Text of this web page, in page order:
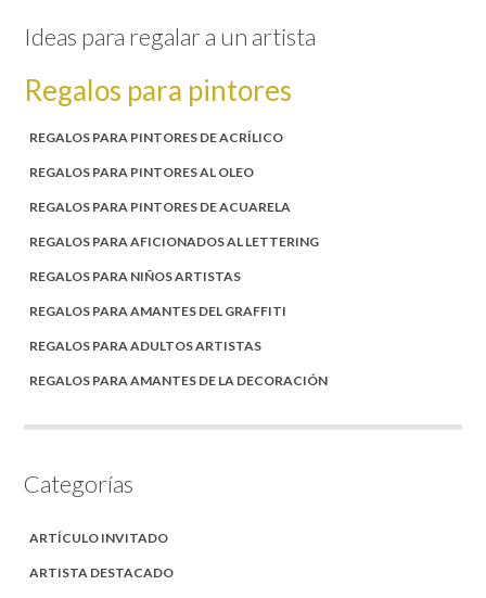
Ideas para regalar a un artista
Regalos para pintores
REGALOS PARA PINTORES DE ACRÍLICO
REGALOS PARA PINTORES AL OLEO
REGALOS PARA PINTORES DE ACUARELA
REGALOS PARA AFICIONADOS AL LETTERING
REGALOS PARA NIÑOS ARTISTAS
REGALOS PARA AMANTES DEL GRAFFITI
REGALOS PARA ADULTOS ARTISTAS
REGALOS PARA AMANTES DE LA DECORACIÓN
Categorías
ARTÍCULO INVITADO
ARTISTA DESTACADO